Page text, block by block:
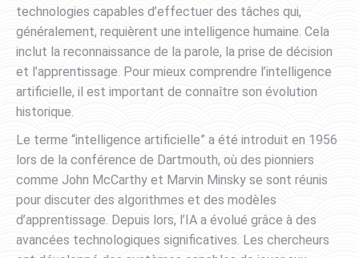
technologies capables d’effectuer des tâches qui,
généralement, requièrent une intelligence humaine. Cela
inclut la reconnaissance de la parole, la prise de décision
et l’apprentissage. Pour mieux comprendre l’intelligence
artificielle, il est important de connaître son évolution
historique.
Le terme “intelligence artificielle” a été introduit en 1956
lors de la conférence de Dartmouth, où des pionniers
comme John McCarthy et Marvin Minsky se sont réunis
pour discuter des algorithmes et des modèles
d’apprentissage. Depuis lors, l’IA a évolué grâce à des
avancées technologiques significatives. Les chercheurs